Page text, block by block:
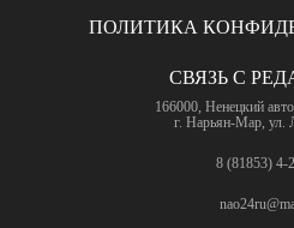
ПОЛИТИКА
СВЯЗЬ С
166000, Ненецкий
г. Нарьян-Мар, ул.
8 (81853) 4-